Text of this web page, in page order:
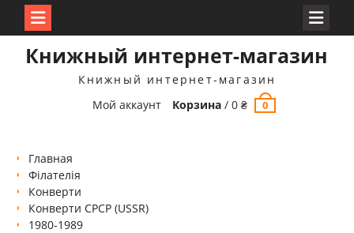
Книжный интернет-магазин
Книжный интернет-магазин
Мой аккаунт
Корзина /0₴ 0
Главная
Філателія
Конверти
Конверти СРСР (USSR)
1980-1989